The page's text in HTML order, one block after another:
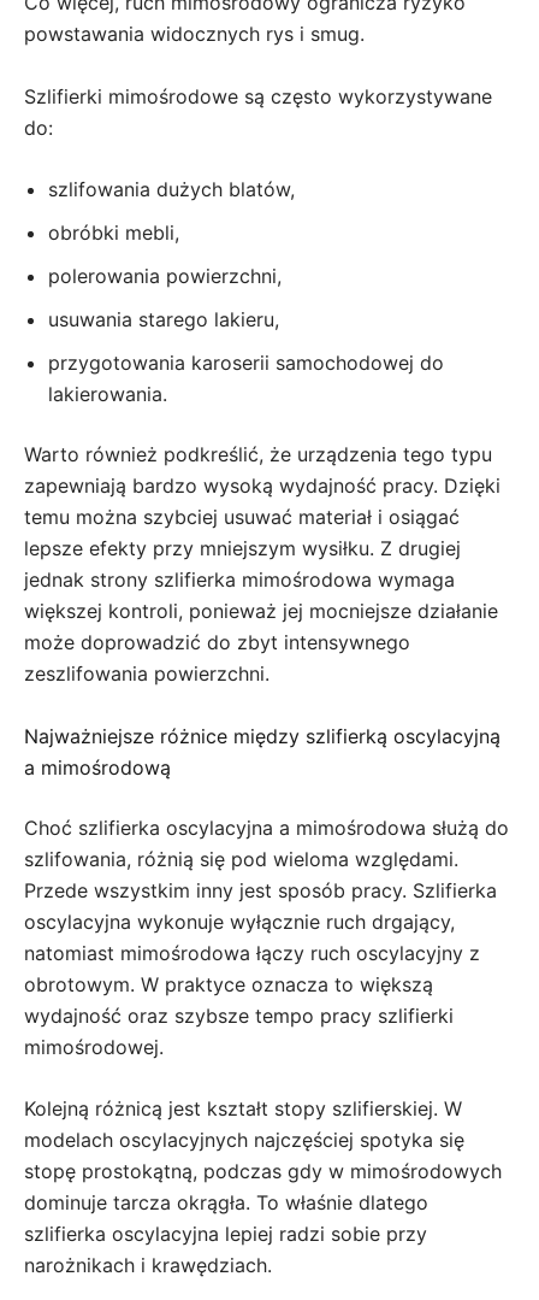
powstawania widocznych rys i smug.
Szlifierki mimośrodowe są często wykorzystywane
do:
szlifowania dużych blatów,
obróbki mebli,
polerowania powierzchni,
usuwania starego lakieru,
przygotowania karoserii samochodowej do
lakierowania.
Warto również podkreślić, że urządzenia tego typu
zapewniają bardzo wysoką wydajność pracy. Dzięki
temu można szybciej usuwać materiał i osiągać
lepsze efekty przy mniejszym wysiłku. Z drugiej
jednak strony szlifierka mimośrodowa wymaga
większej kontroli, ponieważ jej mocniejsze działanie
może doprowadzić do zbyt intensywnego
zeszlifowania powierzchni.
Najważniejsze różnice między szlifierką oscylacyjną
a mimośrodową
Choć szlifierka oscylacyjna a mimośrodowa służą do
szlifowania, różnią się pod wieloma względami.
Przede wszystkim inny jest sposób pracy. Szlifierka
oscylacyjna wykonuje wyłącznie ruch drgający,
natomiast mimośrodowa łączy ruch oscylacyjny z
obrotowym. W praktyce oznacza to większą
wydajność oraz szybsze tempo pracy szlifierki
mimośrodowej.
Kolejną różnicą jest kształt stopy szlifierskiej. W
modelach oscylacyjnych najczęściej spotyka się
stopę prostokątną, podczas gdy w mimośrodowych
dominuje tarcza okrągła. To właśnie dlatego
szlifierka oscylacyjna lepiej radzi sobie przy
narożnikach i krawędziach.